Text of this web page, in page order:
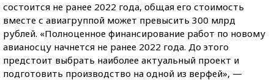
состоится не ранее 2022 года, общая его стоимость
вместе с авиагруппой может превысить 300 млрд
рублей. «Полноценное финансирование работ по новому
авианосцу начнется не ранее 2022 года. До этого
предстоит выбрать наиболее актуальный проект и
подготовить производство на одной из верфей», —